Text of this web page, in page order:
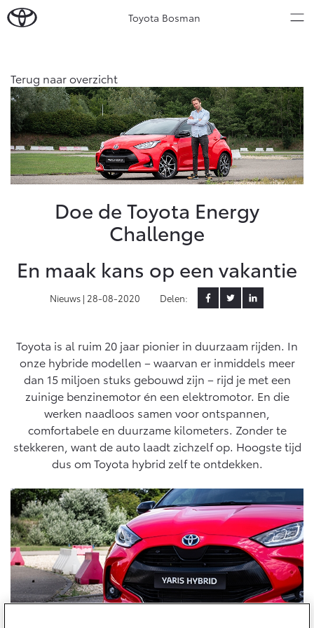
Toyota Bosman
Ons bedrijf
Ons bedrijf
Onze medewerkers
Contact en Route
Vacatures
Klantbeoordelingen
Modellen
Aygo X
HYBRIDE
Vanaf € 23.750,-
Yaris
HYBRIDE
Vanaf € 27.195,-
Vanaf € 31.895,- Vanaf € 32.995,-
HYBRIDE
Vanaf € 33.495,-
HYBRIDE
Vanaf € 35.495,-
Occasions
Onderhoud op Maat
APK
Airco check
Vakantiecheck
Hybride Zekerheid Controle
Toyota handleidingen
Toyota Service Informatie (SIL)
Schade & Garantie
Toyota Pechhulp
Schade & Glasherstel
10 jaar Toyota garantie
10 jaar batterijgarantie
Diensten
Wat is Private Lease?
Bereken je maandbedrag
Private Lease voor ZZP
Financieren
Toyota Betaalplan
Oplaadservice
Thuislaadpakketten
Laadpas
Zakelijk
Toyota voor de zaak
Leaserijder
ZZP
Wagenparkbeheer
Leasen
Financial Lease
Operational Lease
Werkplaatsafspraak maken
Contact en Route
Schade melden
Plan een proefrit
Vraag een brochure aan
Bekijk de verwachte modellen
Terug naar overzicht
Doe de Toyota Energy
Challenge
En maak kans op een vakantie
Nieuws | 28-08-2020 Delen:
Toyota is al ruim 20 jaar pionier in duurzaam rijden. In
onze hybride modellen – waarvan er inmiddels meer
dan 15 miljoen stuks gebouwd zijn – rijd je met een
zuinige benzinemotor én een elektromotor. En die
werken naadloos samen voor ontspannen,
comfortabele en duurzame kilometers. Zonder te
stekkeren, want de auto laadt zichzelf op. Hoogste tijd
dus om Toyota hybrid zelf te ontdekken.